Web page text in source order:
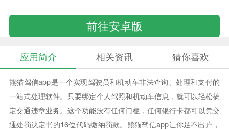
前往安卓版
应用简介 相关资讯 猜你喜欢
熊猫驾信app是一个实现驾驶员和机动车非法查询、处理和支付的
一站式处理软件。只要绑定个人驾照和机动车信息，就可以轻松搞
定交通违章业务。这个功能没有任何门槛，任何银行卡都可以凭交
通处罚决定书的16位代码缴纳罚款。熊猫驾信app让你足不出户，